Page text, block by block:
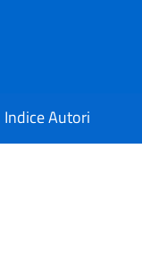
Indice Autori